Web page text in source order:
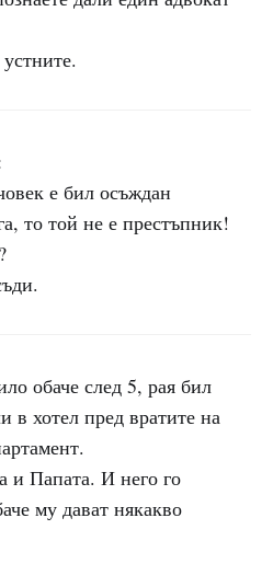
е бил осъждан
то той не е престъпник!
обаче след 5, рая бил
в хотел пред вратите на
и Папата. И него го
му дават някакво